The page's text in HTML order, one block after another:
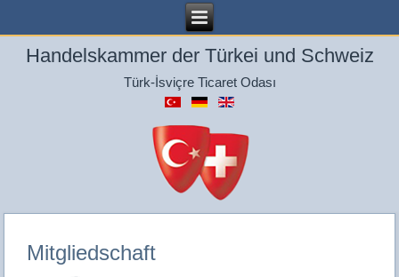
Handelskammer der Türkei und Schweiz
Türk-İsviçre Ticaret Odası
Mitgliedschaft